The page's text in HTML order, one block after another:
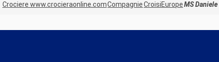
Crociere www.crocieraonline.comCompagnieCroisiEuropeMS Daniele